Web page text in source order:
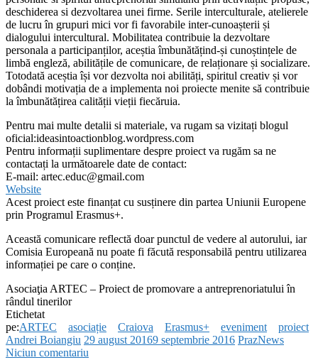
deschiderea si dezvoltarea unei firme. Serile interculturale, atelierele
de lucru în grupuri mici vor fi favorabile inter-cunoașterii și
dialogului intercultural. Mobilitatea contribuie la dezvoltare
personala a participanților, aceștia îmbunătățind-și cunoștințele de
limbă engleză, abilitățile de comunicare, de relaționare și socializare.
Totodată aceștia își vor dezvolta noi abilități, spiritul creativ și vor
dobândi motivația de a implementa noi proiecte menite să contribuie
la îmbunătățirea calității vieții fiecăruia.
Pentru mai multe detalii si materiale, va rugam sa vizitați blogul
oficial:ideasintoactionblog.wordpress.com
Pentru informații suplimentare despre proiect va rugăm sa ne
contactați la următoarele date de contact:
E-mail: artec.educ@gmail.com
Website
Acest proiect este finanțat cu susținere din partea Uniunii Europene
prin Programul Erasmus+.
Această comunicare reflectă doar punctul de vedere al autorului, iar
Comisia Europeană nu poate fi făcută responsabilă pentru utilizarea
informației pe care o conține.
Asociaţia ARTEC – Proiect de promovare a antreprenoriatului în
rândul tinerilor
Etichetat
pe:ARTEC asociație Craiova Erasmus+ eveniment
proiect
Andrei Boiangiu 29 august 20169 septembrie 2016 PrazNews
Niciun comentariu